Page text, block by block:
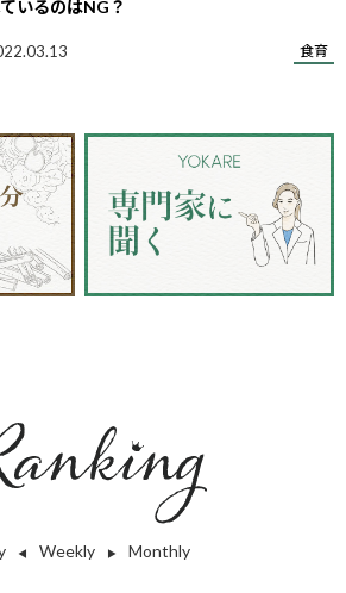
いるのはNG？
食育
◀︎ Weekly ▶︎ Monthly